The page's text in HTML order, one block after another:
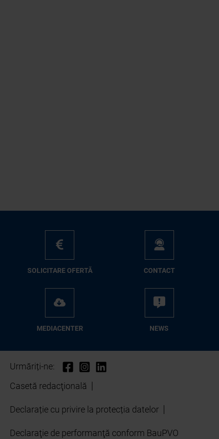
SO­LI­CI­TA­RE OFER­TĂ CON­TA­CT
ME­D­IA­CEN­TER NEWS
Urmăriți-ne:
Casetă redacţională
Declarație cu privire la protecția datelor
Declaraţie de performanţă conform BauPVO